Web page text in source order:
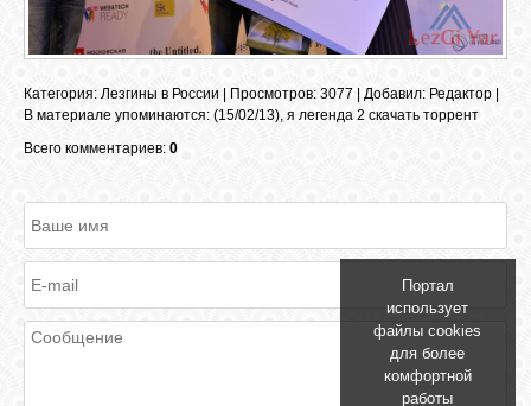
ОТВЕТЫ
КОНТАКТЫ
RSS
Категория: Лезгины в России | Просмотров: 3077 | Добавил: Редактор |
В материале упоминаются: (15/02/13), я легенда 2 скачать торрент
Всего комментариев: 0
Портал
использует
файлы cookies
для более
комфортной
работы